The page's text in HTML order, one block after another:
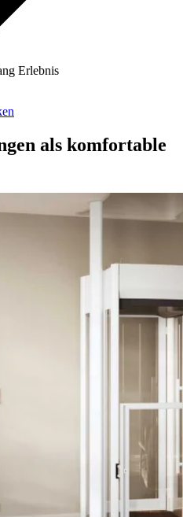
Erlebnis
als komfortable